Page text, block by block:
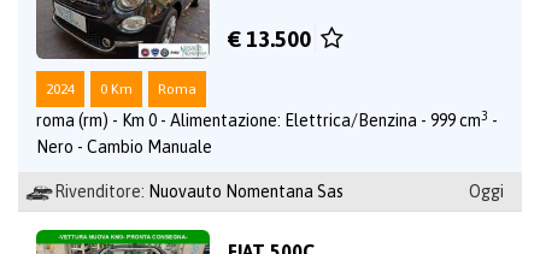
€ 13.500
2024 0 Km Roma
roma (rm) - Km 0 - Alimentazione: Elettrica/Benzina - 999 cm3 -
Nero - Cambio Manuale
Rivenditore: Nuovauto Nomentana Sas Oggi